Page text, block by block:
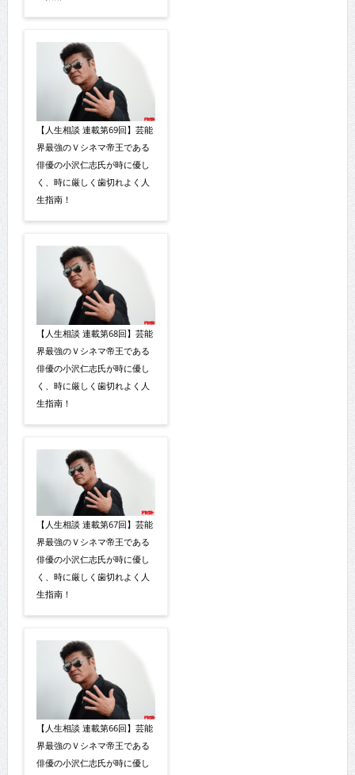
【人生相談 連載第69回】芸能
界最強のＶシネマ帝王である
俳優の小沢仁志氏が時に優し
く、時に厳しく歯切れよく人
生指南！
【人生相談 連載第68回】芸能
界最強のＶシネマ帝王である
俳優の小沢仁志氏が時に優し
く、時に厳しく歯切れよく人
生指南！
【人生相談 連載第67回】芸能
界最強のＶシネマ帝王である
俳優の小沢仁志氏が時に優し
く、時に厳しく歯切れよく人
生指南！
【人生相談 連載第66回】芸能
界最強のＶシネマ帝王である
俳優の小沢仁志氏が時に優し